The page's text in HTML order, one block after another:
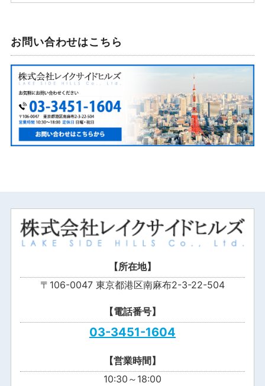
お問い合わせはこちら
【所在地】
〒106-0047 東京都港区南麻布2-3-22-504
【電話番号】
03-3451-1604
【営業時間】
10:30～18:00